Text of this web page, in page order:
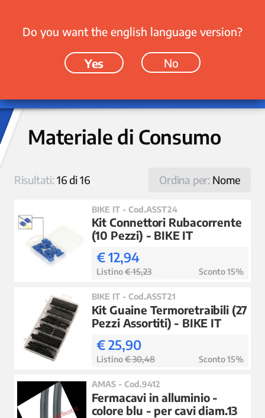
Materiale di Consumo
Ordina per: Nome
Risultati:16 di 16
BIKE IT - Cod.ASST24
Kit Connettori Rubacorrente
(10 Pezzi) - BIKE IT
€ 12,94
Listino€ 15,23 Sconto 15%
BIKE IT - Cod.ASST21
Kit Guaine Termoretraibili (27
Pezzi Assortiti) - BIKE IT
€ 25,90
Listino€ 30,48 Sconto 15%
AMAS - Cod.9412
Fermacavi in alluminio -
colore blu - per cavi diam.13
Do you want the english language version?
Yes No